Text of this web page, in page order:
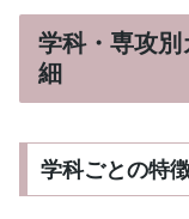
学科・専攻
細
学科ごとの特